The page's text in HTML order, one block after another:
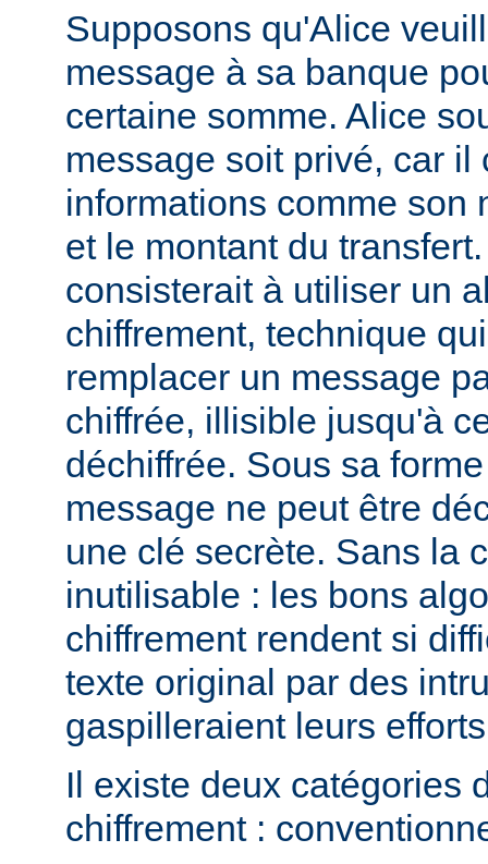
Supposons qu'Alice
message à sa banque
certaine somme. Alice
message soit privé, car il
informations comme son
et le montant du
consisterait à utiliser un
chiffrement, technique
remplacer un message
chiffrée, illisible jusqu'à
déchiffrée. Sous sa
message ne peut être
une clé secrète. Sans la
inutilisable : les bons
chiffrement rendent si
texte original par des
gaspilleraient leurs
Il existe deux catégories
chiffrement :